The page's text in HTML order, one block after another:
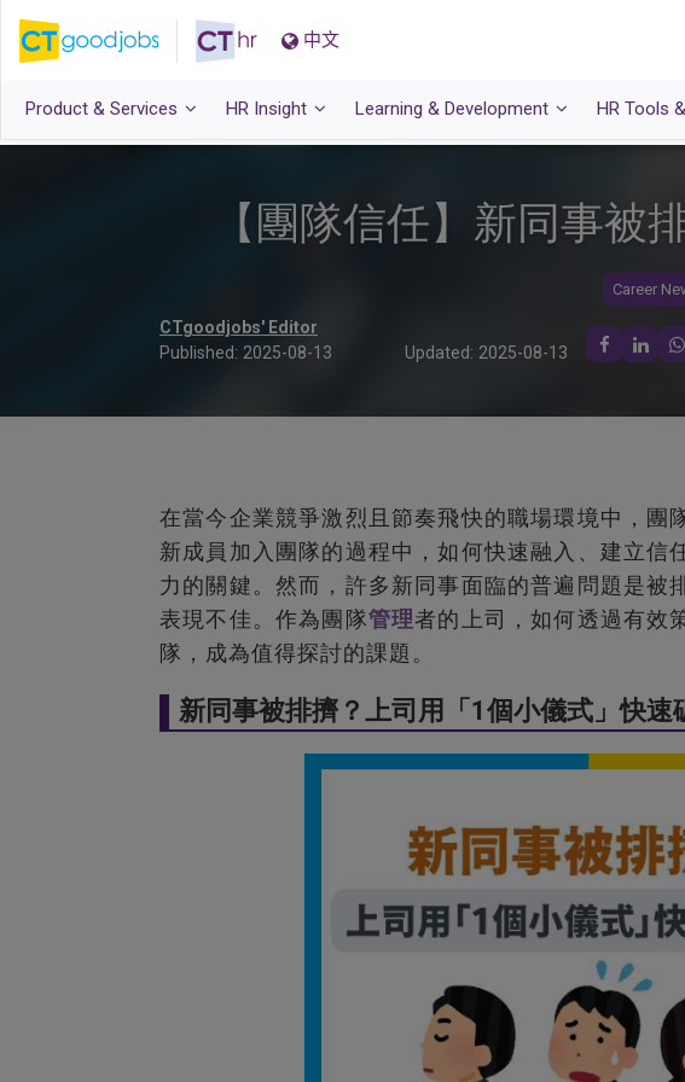
中文
Product & Services HR Insight Learning & Development HR Tools
【團隊信任】新同事被
Career
CTgoodjobs' Editor
Published: 2025-08-13 Updated: 2025-08-13
在當今企業競爭激烈且節奏飛快的職場環境中，團
新成員加入團隊的過程中，如何快速融入、建立信
力的關鍵。然而，許多新同事面臨的普遍問題是被
表現不佳。作為團隊管理者的上司，如何透過有效
隊，成為值得探討的課題。
新同事被排擠？上司用「1個小儀式」快速